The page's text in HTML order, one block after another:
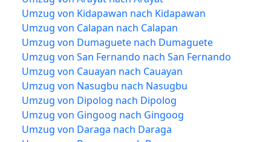
Umzug von Kidapawan nach Kidapawan
Umzug von Calapan nach Calapan
Umzug von Dumaguete nach Dumaguete
Umzug von San Fernando nach San Fernando
Umzug von Cauayan nach Cauayan
Umzug von Nasugbu nach Nasugbu
Umzug von Dipolog nach Dipolog
Umzug von Gingoog nach Gingoog
Umzug von Daraga nach Daraga